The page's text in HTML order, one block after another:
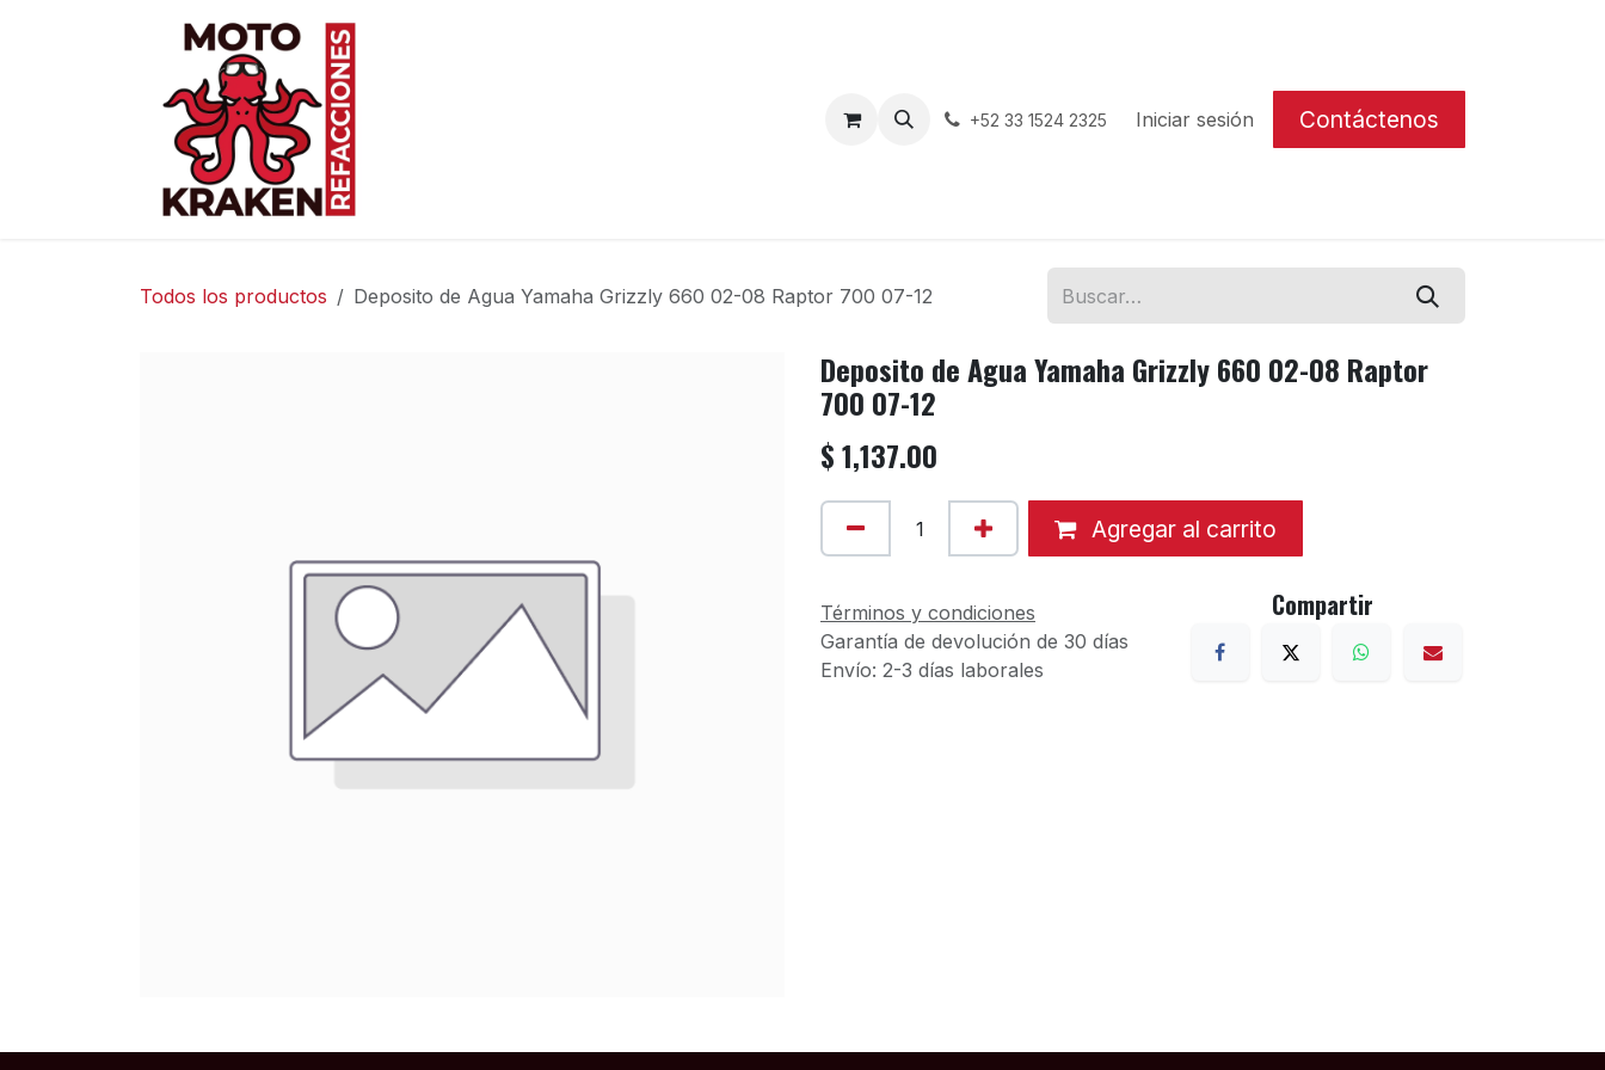
Contáctenos+52 33 1524 2325 Iniciar sesión Contáctenos
Todos los productos Deposito de Agua Yamaha Grizzly 660 02-08 Raptor 700 07-12
Deposito de Agua Yamaha Grizzly 660 02-08 Raptor
700 07-12
$1,137.00
Agregar al carrito
Términos y condiciones
Garantía de devolución de 30 días
Envío: 2-3 días laborales
Compartir